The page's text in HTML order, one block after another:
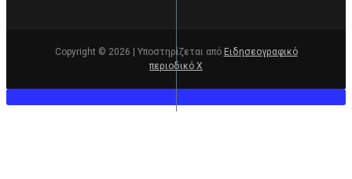
Copyright © 2026 | Υποστηρίζεται από Ειδησεογραφικό
περιοδικό Χ